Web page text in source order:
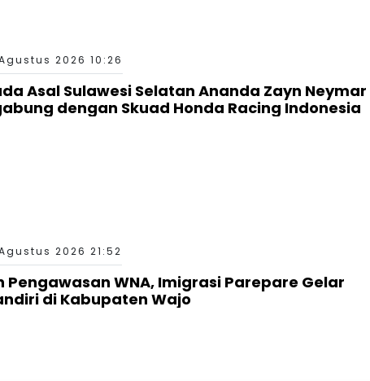
2026 10:26
Asal Sulawesi Selatan Ananda Zayn Neymar
dengan Skuad Honda Racing Indonesia
2026 21:52
Pengawasan WNA, Imigrasi Parepare Gelar
di Kabupaten Wajo